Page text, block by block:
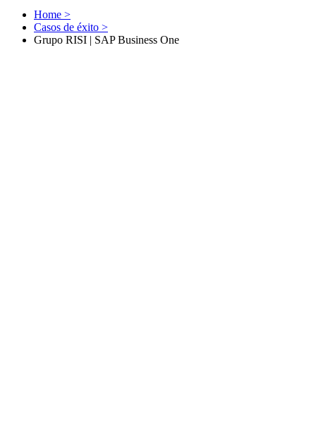
Home >
Casos de éxito >
Grupo RISI | SAP Business One